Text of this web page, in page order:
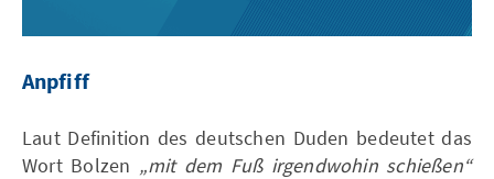
Anpfiff
Laut Definition des deutschen Duden bedeutet das
Wort Bolzen „mit dem Fuß irgendwohin schießen“